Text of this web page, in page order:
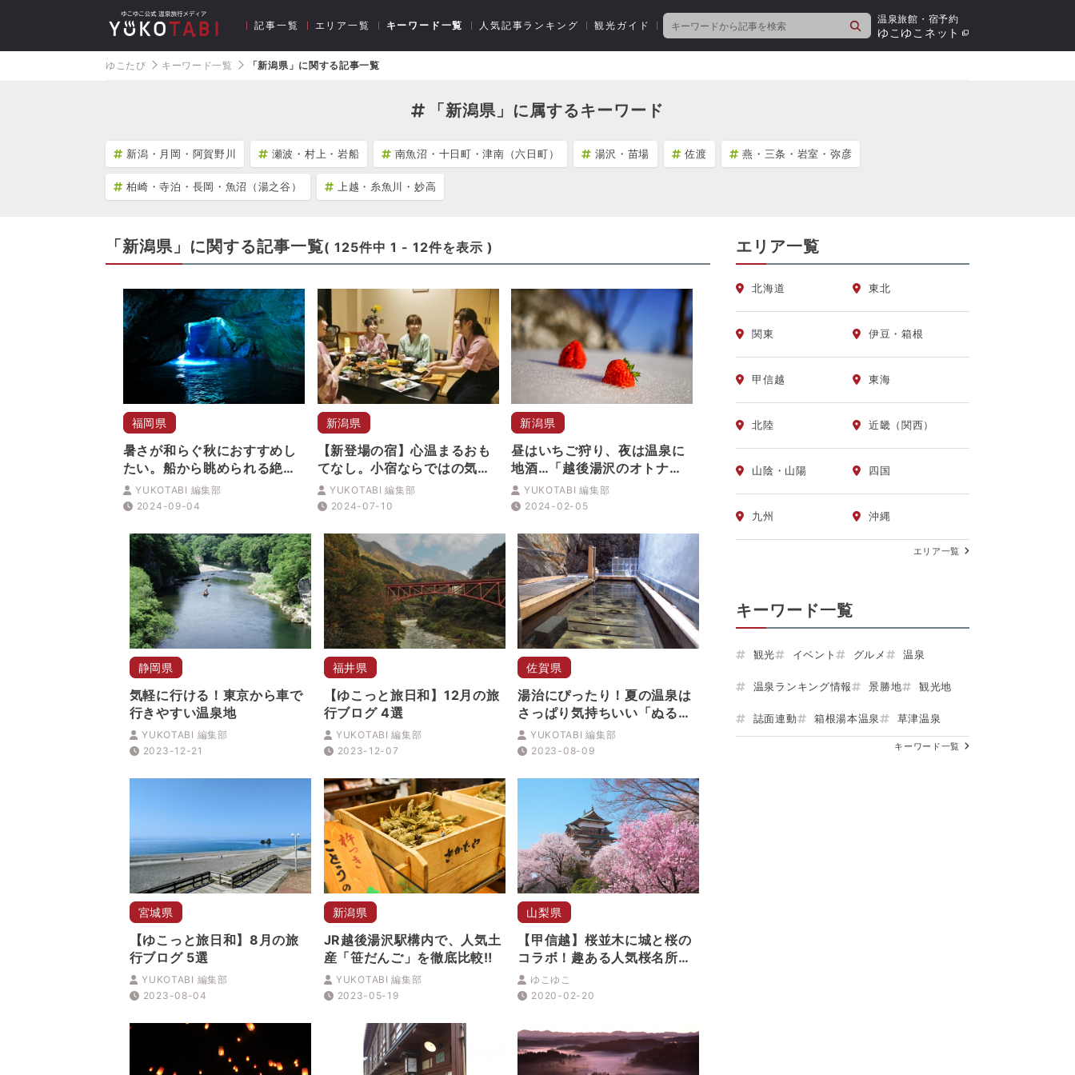
記事一覧 エリア一覧 キーワード一覧 人気記事ランキング 観光ガイド
検
索
温泉旅館・宿予約
ゆこゆこネット
ゆこたび キーワード一覧 「新潟県」に関する記事一覧
「新潟県」に属するキーワード
新潟・月岡・阿賀野川 瀬波・村上・岩船 南魚沼・十日町・津南（六日町） 湯沢・苗場 佐渡 燕・三条・岩室・弥彦
柏崎・寺泊・長岡・魚沼（湯之谷） 上越・糸魚川・妙高
「新潟県」に関する記事一覧( 125件中 1 - 12件を表示 )
福岡県
暑さが和らぐ秋におすすめし
たい。船から眺められる絶景
スポット5選
YUKOTABI 編集部
2024-09-04
新潟県
【新登場の宿】心温まるおも
てなし。小宿ならではの気配
りがうれしい新潟・阿賀野
「ゆらりゆら 水鳥の宿 さ
YUKOTABI 編集部
2024-07-10
新潟県
昼はいちご狩り、夜は温泉に
地酒…「越後湯沢のオトナな
冬旅」
YUKOTABI 編集部
2024-02-05
静岡県
気軽に行ける！東京から車で
行きやすい温泉地
YUKOTABI 編集部
2023-12-21
福井県
【ゆこっと旅日和】12月の旅
行ブログ 4選
YUKOTABI 編集部
2023-12-07
佐賀県
湯治にぴったり！夏の温泉は
さっぱり気持ちいい「ぬる
湯」がおすすめ！
YUKOTABI 編集部
2023-08-09
宮城県
【ゆこっと旅日和】8月の旅
行ブログ 5選
YUKOTABI 編集部
2023-08-04
新潟県
JR越後湯沢駅構内で、人気土
産「笹だんご」を徹底比較‼
YUKOTABI 編集部
2023-05-19
山梨県
【甲信越】桜並木に城と桜の
コラボ！趣ある人気桜名所３
選ゆこゆこ
2020-02-20
エリア一覧
北海道 東北
関東 伊豆・箱根
甲信越 東海
北陸 近畿（関西）
山陰・山陽 四国
九州 沖縄
エリア一覧
キーワード一覧
観光 イベント グルメ 温泉
温泉ランキング情報 景勝地 観光地
誌面連動 箱根湯本温泉 草津温泉
キーワード一覧